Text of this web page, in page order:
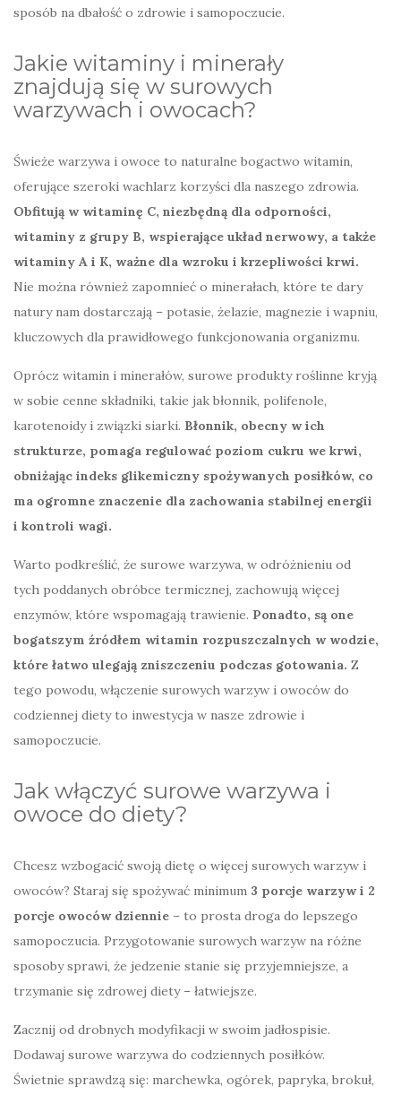
sposób na dbałość o zdrowie i samopoczucie.
Jakie witaminy i minerały
znajdują się w surowych
warzywach i owocach?
Świeże warzywa i owoce to naturalne bogactwo witamin,
oferujące szeroki wachlarz korzyści dla naszego zdrowia.
Obfitują w witaminę C, niezbędną dla odporności,
witaminy z grupy B, wspierające układ nerwowy, a także
witaminy A i K, ważne dla wzroku i krzepliwości krwi.
Nie można również zapomnieć o minerałach, które te dary
natury nam dostarczają – potasie, żelazie, magnezie i wapniu,
kluczowych dla prawidłowego funkcjonowania organizmu.
Oprócz witamin i minerałów, surowe produkty roślinne kryją
w sobie cenne składniki, takie jak błonnik, polifenole,
karotenoidy i związki siarki. Błonnik, obecny w ich
strukturze, pomaga regulować poziom cukru we krwi,
obniżając indeks glikemiczny spożywanych posiłków, co
ma ogromne znaczenie dla zachowania stabilnej energii
i kontroli wagi.
Warto podkreślić, że surowe warzywa, w odróżnieniu od
tych poddanych obróbce termicznej, zachowują więcej
enzymów, które wspomagają trawienie. Ponadto, są one
bogatszym źródłem witamin rozpuszczalnych w wodzie,
które łatwo ulegają zniszczeniu podczas gotowania. Z
tego powodu, włączenie surowych warzyw i owoców do
codziennej diety to inwestycja w nasze zdrowie i
samopoczucie.
Jak włączyć surowe warzywa i
owoce do diety?
Chcesz wzbogacić swoją dietę o więcej surowych warzyw i
owoców? Staraj się spożywać minimum 3 porcje warzyw i 2
porcje owoców dziennie – to prosta droga do lepszego
samopoczucia. Przygotowanie surowych warzyw na różne
sposoby sprawi, że jedzenie stanie się przyjemniejsze, a
trzymanie się zdrowej diety – łatwiejsze.
Zacznij od drobnych modyfikacji w swoim jadłospisie.
Dodawaj surowe warzywa do codziennych posiłków.
Świetnie sprawdzą się: marchewka, ogórek, papryka, brokuł,